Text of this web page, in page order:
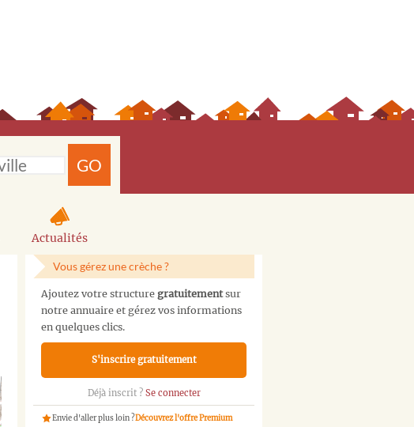
GO
Actualités
Vous gérez une crèche ?
Ajoutez votre structure gratuitementsur
notre annuaire et gérez vos informations
en quelques clics.
S'inscrire gratuitement
Déjà inscrit ? Se connecter
Envie d'aller plus loin ?Découvrez l'offre Premium